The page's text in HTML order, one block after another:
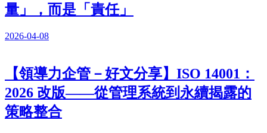
量」，而是「責任」
2026-04-08
【領導力企管－好文分享】ISO 14001：
2026 改版——從管理系統到永續揭露的
策略整合